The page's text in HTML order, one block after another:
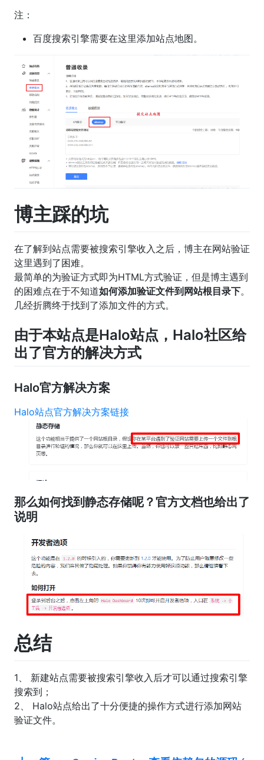
注：
百度搜索引擎需要在这里添加站点地图。
博主踩的坑
在了解到站点需要被搜索引擎收入之后，博主在网站验证
这里遇到了困难。
最简单的为验证方式即为HTML方式验证，但是博主遇到
的困难点在于不知道如何添加验证文件到网站根目录下。
几经折腾终于找到了添加文件的方式。
由于本站点是Halo站点，Halo社区给
出了官方的解决方式
Halo官方解决方案
Halo站点官方解决方案链接
那么如何找到静态存储呢？官方文档也给出了
说明
总结
1、 新建站点需要被搜索引擎收入后才可以通过搜索引擎
搜索到；
2、 Halo站点给出了十分便捷的操作方式进行添加网站
验证文件。